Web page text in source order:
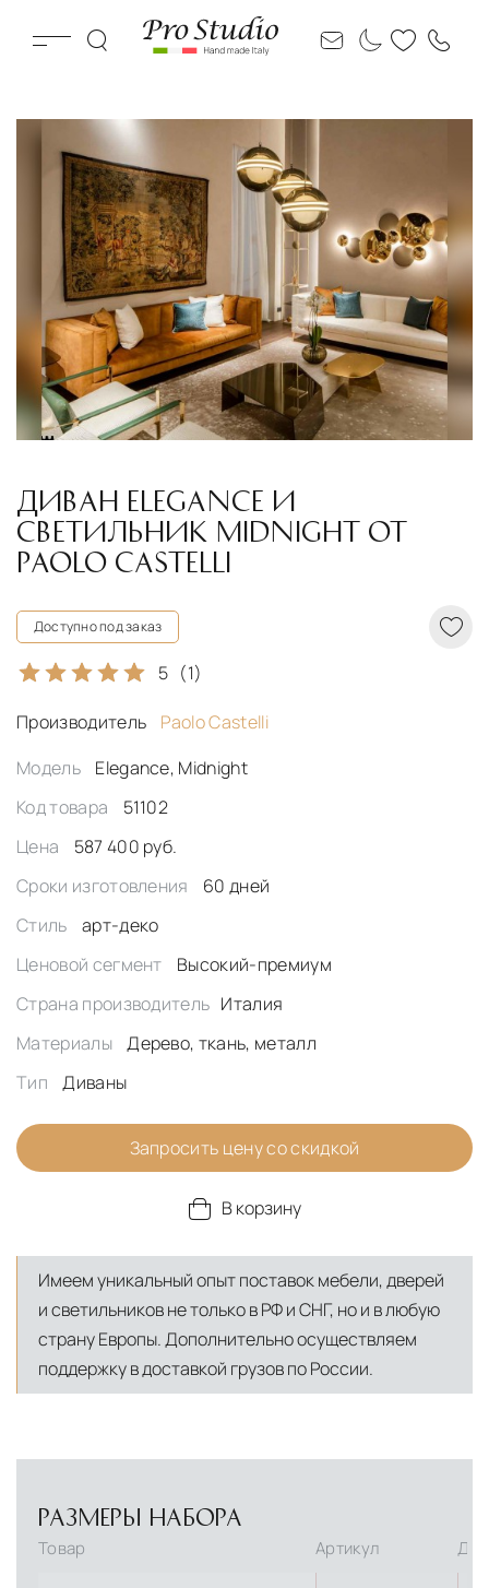
ДИВАН ELEGANCE И
СВЕТИЛЬНИК MIDNIGHT ОТ
PAOLO CASTELLI
Доступно под заказ
5 (1)
Производитель
Paolo Castelli
Модель
Elegance, Midnight
Код товара
51102
Цена
587 400 руб.
Сроки изготовления
60 дней
Стиль
арт-деко
Ценовой сегмент
Высокий-премиум
Страна производитель Италия
Материалы
Дерево, ткань, металл
Тип
Диваны
Запросить цену со скидкой
В корзину
Имеем уникальный опыт поставок мебели, дверей
и светильников не только в РФ и СНГ, но и в любую
страну Европы. Дополнительно осуществляем
поддержку в доставкой грузов по России.
РАЗМЕРЫ НАБОРА
Товар Артикул